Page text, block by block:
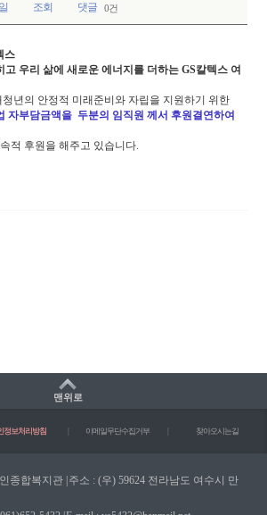
조회 댓글 0건
스
고 우리 삶에 새로운 에너지를 더하는GS칼텍스 여
년의 안정적 미래준비와 자립을 지원하기 위한
자부담금액을 두분의 임직원 께서 후원결연하여
적 후원을 해주고 있습니다.
맨위로
정보처리방침 이메일무단수집거부 찾아오시는길
종합복지관 주소 : (우) 59624 전라남도 여수시 만